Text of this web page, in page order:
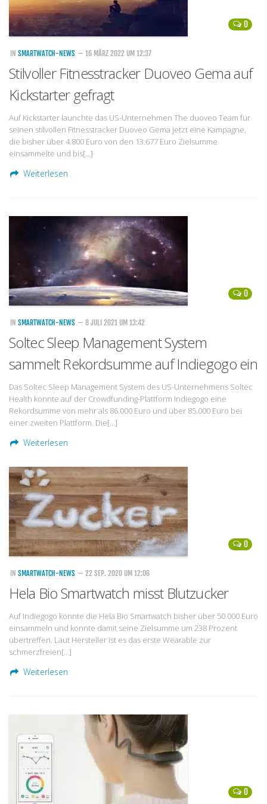
0
IN SMARTWATCH-NEWS — 16 MÄRZ 2022 UM 12:37
Stilvoller Fitnesstracker Duoveo Gema auf
Kickstarter gefragt
Auf Kickstarter launchte das US-Unternehmen The duoveo Team für
seinen stilvollen Fitnesstracker Duoveo Gema jetzt eine Kampagne,
die bisher über 4.800 Euro von den 13.677 Euro Zielsumme
einsammelte und bis[…]
Weiterlesen
0
IN SMARTWATCH-NEWS — 8 JULI 2021 UM 13:42
Soltec Sleep Management System
sammelt Rekordsumme auf Indiegogo ein
Das Soltec Sleep Management System des US-Unternehmens Soltec
Health konnte auf der Crowdfunding-Plattform Indiegogo eine
Rekordsumme von mehr als 86.000 Euro und über 85.000 Euro bei
einer zweiten Plattform. Die[…]
Weiterlesen
0
IN SMARTWATCH-NEWS — 22 SEP. 2020 UM 12:06
Hela Bio Smartwatch misst Blutzucker
Auf Indiegogo konnte die Hela Bio Smartwatch bisher über 50.000 Euro
einsammeln und konnte damit seine Zielsumme um 238 Prozent
übertreffen. Laut Hersteller ist es das erste Wearable zur
schmerzfreien[…]
Weiterlesen
0